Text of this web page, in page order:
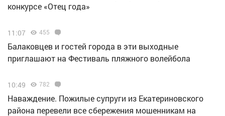
конкурсе «Отец года»
11:07 455
Балаковцев и гостей города в эти выходные
приглашают на Фестиваль пляжного волейбола
10:49 782
Наваждение. Пожилые супруги из Екатериновского
района перевели все сбережения мошенникам на